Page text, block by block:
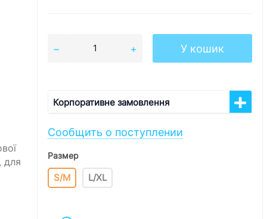
для
У кошик
Корпоративне замовлення
Сообщить о поступлении
Размер
S/M L/XL